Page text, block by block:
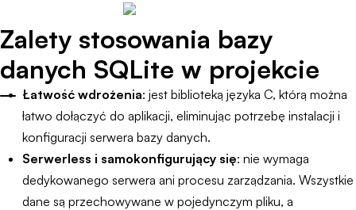
Zalety stosowania bazy
danych SQLite w projekcie
Łatwość wdrożenia: jest biblioteką języka C, którą można
łatwo dołączyć do aplikacji, eliminując potrzebę instalacji i
konfiguracji serwera bazy danych.
Serwerless i samokonfigurujący się: nie wymaga
dedykowanego serwera ani procesu zarządzania. Wszystkie
dane są przechowywane w pojedynczym pliku, a